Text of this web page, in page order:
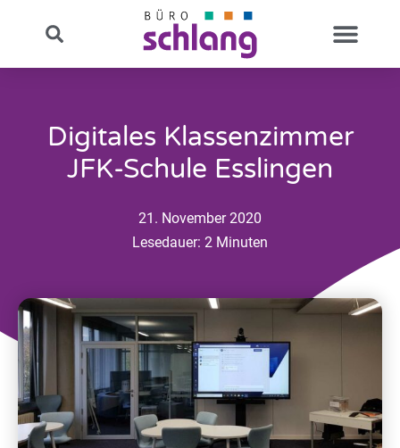
Digitales Klassenzimmer
JFK-Schule Esslingen
21. November 2020
Lesedauer: 2 Minuten